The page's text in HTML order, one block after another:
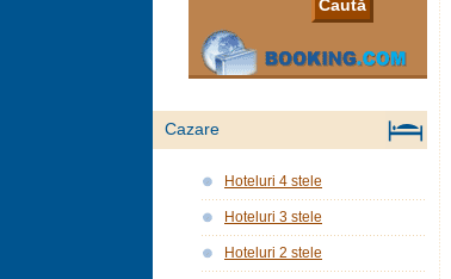
Cazare
Hoteluri 4 stele
Hoteluri 3 stele
Hoteluri 2 stele